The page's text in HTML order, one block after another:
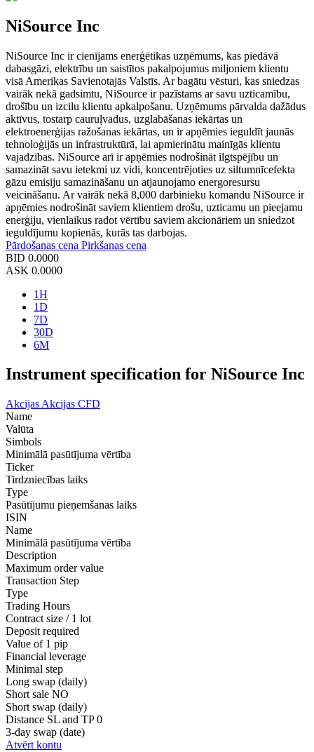
NiSource Inc
NiSource Inc ir cienījams enerģētikas uzņēmums, kas piedāvā
dabasgāzi, elektrību un saistītos pakalpojumus miljoniem klientu
visā Amerikas Savienotajās Valstīs. Ar bagātu vēsturi, kas sniedzas
vairāk nekā gadsimtu, NiSource ir pazīstams ar savu uzticamību,
drošību un izcilu klientu apkalpošanu. Uzņēmums pārvalda dažādus
aktīvus, tostarp cauruļvadus, uzglabāšanas iekārtas un
elektroenerģijas ražošanas iekārtas, un ir apņēmies ieguldīt jaunās
tehnoloģijās un infrastruktūrā, lai apmierinātu mainīgās klientu
vajadzības. NiSource arī ir apņēmies nodrošināt ilgtspējību un
samazināt savu ietekmi uz vidi, koncentrējoties uz siltumnīcefekta
gāzu emisiju samazināšanu un atjaunojamo energoresursu
veicināšanu. Ar vairāk nekā 8,000 darbinieku komandu NiSource ir
apņēmies nodrošināt saviem klientiem drošu, uzticamu un pieejamu
enerģiju, vienlaikus radot vērtību saviem akcionāriem un sniedzot
ieguldījumu kopienās, kurās tas darbojas.
Pārdošanas cena Pirkšanas cena
BID 0.0000
ASK 0.0000
1H
1D
7D
30D
6M
Instrument specification for NiSource Inc
Akcijas Akcijas CFD
Name
Valūta
Simbols
Minimālā pasūtījuma vērtība
Ticker
Tirdzniecības laiks
Type
Pasūtījumu pieņemšanas laiks
ISIN
Name
Minimālā pasūtījuma vērtība
Description
Maximum order value
Transaction Step
Type
Trading Hours
Contract size / 1 lot
Deposit required
Value of 1 pip
Financial leverage
Minimal step
Long swap (daily)
Short sale NO
Short swap (daily)
Distance SL and TP 0
3-day swap (date)
Atvērt kontu